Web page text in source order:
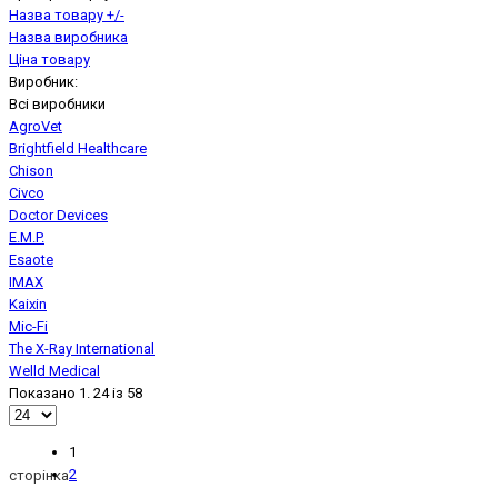
Назва товару +/-
Назва виробника
Ціна товару
Виробник:
Всі виробники
AgroVet
Brightfield Healthcare
Chison
Civco
Doctor Devices
E.M.P.
Esaote
IMAX
Kaixin
Mic-Fi
The X-Ray International
Welld Medical
Показано 1. 24 із 58
сторінка
1
2